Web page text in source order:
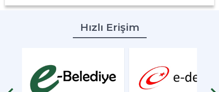
Hızlı Erişim